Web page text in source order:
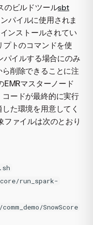
のビルドツールsbt
パイルに使用されま
ンストールされてい
プトのコマンドを使
パイルする場合にのみ
削除できることに注
EMRマスターノード
ードが最終的に実行
た環境を用意してく
ファイルは次のとおり
run_spark-
SnowScore